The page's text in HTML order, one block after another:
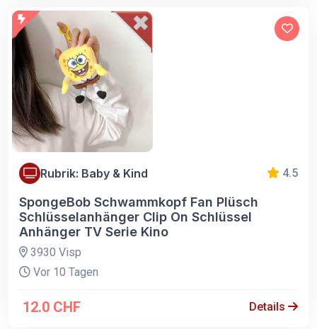
Rubrik: Baby & Kind 4.5
SpongeBob Schwammkopf Fan Plüsch
Schlüsselanhänger Clip On Schlüssel
Anhänger TV Serie Kino
3930 Visp
Vor 10 Tagen
12.0 CHF Details